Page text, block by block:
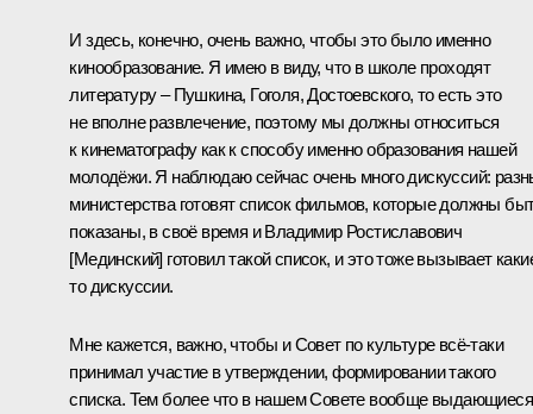
И здесь, конечно, очень важно, чтобы это было именно
кинообразование. Я имею в виду, что в школе проходят
литературу – Пушкина, Гоголя, Достоевского, то есть это
не вполне развлечение, поэтому мы должны относиться
к кинематографу как к способу именно образования нашей
молодёжи. Я наблюдаю сейчас очень много дискуссий:
министерства готовят список фильмов, которые должны
показаны, в своё время и Владимир Ростиславович
[Мединский] готовил такой список, и это тоже вызывает
то дискуссии.
Мне кажется, важно, чтобы и Совет по культуре всё-таки
принимал участие в утверждении, формировании такого
списка. Тем более что в нашем Совете вообще выдающиеся